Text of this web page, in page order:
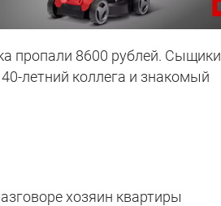
пропали 8600 рублей. Сыщики
летний коллега и знакомый
хозяин квартиры